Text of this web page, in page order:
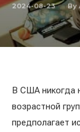
2024-08-23 By
В США никогда
возрастной
предполагает